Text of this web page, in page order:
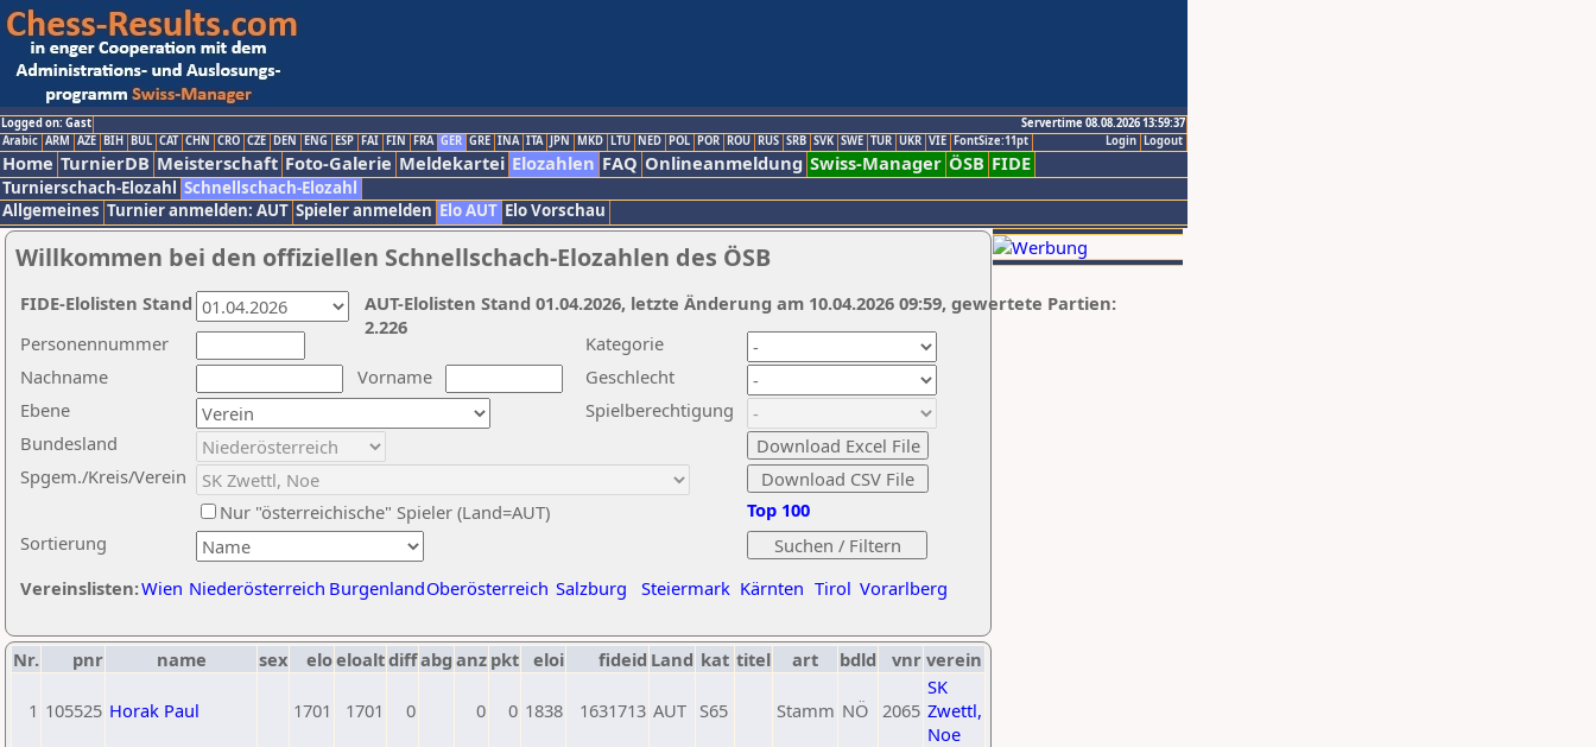
Logged on: Gast
Servertime 08.08.2026 13:59:37
Logout
Login
Arabic ARM AZE BIH BUL CAT CHN CRO CZE DEN ENG ESP FAI FIN FRA GER GRE INA ITA JPN MKD LTU NED POL POR ROU RUS SRB SVK SWE TUR UKR VIE FontSize:11pt
Home TurnierDB Meisterschaft Foto-Galerie Meldekartei Elozahlen FAQ Onlineanmeldung Swiss-Manager ÖSB FIDE
Turnierschach-Elozahl Schnellschach-Elozahl
Allgemeines Turnier anmelden: AUT Spieler anmelden Elo AUT Elo Vorschau
Willkommen bei den offiziellen Schnellschach-Elozahlen des ÖSB
Nachname
Vorname
Ebene
Kategorie
Sortierung
Personennummer
Bundesland
Spgem./Kreis/Verein
Geschlecht
Nur "österreichische" Spieler (Land=AUT)
Spielberechtigung
Vereinslisten:Wien Niederösterreich BurgenlandOberösterreich Salzburg Steiermark Kärnten Tirol Vorarlberg
Top 100
AUT-Elolisten Stand 01.04.2026, letzte Änderung am 10.04.2026 09:59, gewertete Partien:
2.226
FIDE-Elolisten Stand
Nr. pnr name sex eloeloaltdiffabg anz pkt eloi fideid Land kat titel art bdld vnr verein
1 105525 Horak Paul 1701 1701 0 0 0 1838 1631713 AUT S65 Stamm NÖ 2065
SK
Zwettl,
Noe